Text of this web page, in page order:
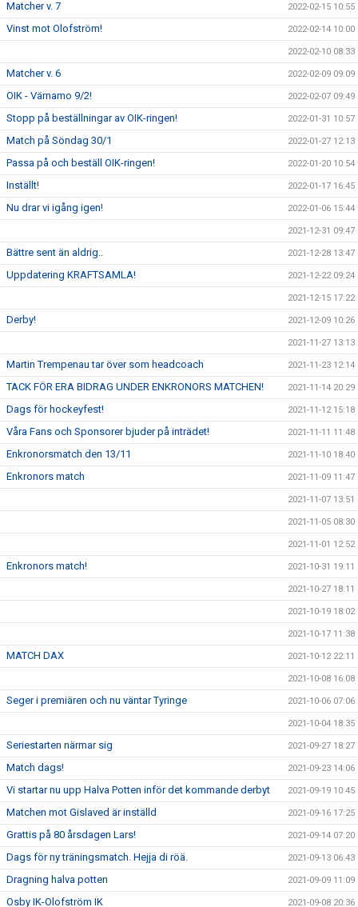
Matcher v. 7 2022-02-15 10:55
Vinst mot Olofström! 2022-02-14 10:00
2022-02-10 08:33
Matcher v. 6 2022-02-09 09:09
OIK - Värnamo 9/2! 2022-02-07 09:49
Stopp på beställningar av OIK-ringen! 2022-01-31 10:57
Match på Söndag 30/1 2022-01-27 12:13
Passa på och beställ OIK-ringen! 2022-01-20 10:54
Inställt! 2022-01-17 16:45
Nu drar vi igång igen! 2022-01-06 15:44
2021-12-31 09:47
Bättre sent än aldrig.. 2021-12-28 13:47
Uppdatering KRAFTSAMLA! 2021-12-22 09:24
2021-12-15 17:22
Derby! 2021-12-09 10:26
2021-11-27 13:13
Martin Trempenau tar över som headcoach 2021-11-23 12:14
TACK FÖR ERA BIDRAG UNDER ENKRONORS MATCHEN! 2021-11-14 20:29
Dags för hockeyfest! 2021-11-12 15:18
Våra Fans och Sponsorer bjuder på inträdet! 2021-11-11 11:48
Enkronorsmatch den 13/11 2021-11-10 18:40
Enkronors match 2021-11-09 11:47
2021-11-07 13:51
2021-11-05 08:30
2021-11-01 12:52
Enkronors match! 2021-10-31 19:11
2021-10-27 18:11
2021-10-19 18:02
2021-10-17 11:38
MATCH DAX 2021-10-12 22:11
2021-10-08 16:08
Seger i premiären och nu väntar Tyringe 2021-10-06 07:06
2021-10-04 18:35
Seriestarten närmar sig 2021-09-27 18:27
Match dags! 2021-09-23 14:06
Vi startar nu upp Halva Potten inför det kommande derbyt 2021-09-19 10:45
Matchen mot Gislaved är inställd 2021-09-16 17:25
Grattis på 80 årsdagen Lars! 2021-09-14 07:20
Dags för ny träningsmatch. Hejja di röä. 2021-09-13 06:43
Dragning halva potten 2021-09-09 11:09
Osby IK-Olofström IK 2021-09-08 20:36